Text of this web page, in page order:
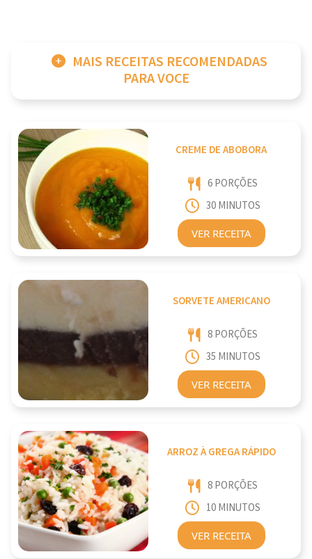
MAIS RECEITAS RECOMENDADAS
PARA VOCE
CREME DE ABOBORA
6 PORÇÕES
30 MINUTOS
VER RECEITA
SORVETE AMERICANO
8 PORÇÕES
35 MINUTOS
VER RECEITA
ARROZ À GREGA RÁPIDO
8 PORÇÕES
10 MINUTOS
VER RECEITA